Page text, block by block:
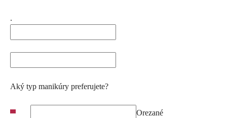
.
Aký typ manikúry preferujete?
Orezané